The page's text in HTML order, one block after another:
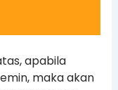
apabila
maka akan